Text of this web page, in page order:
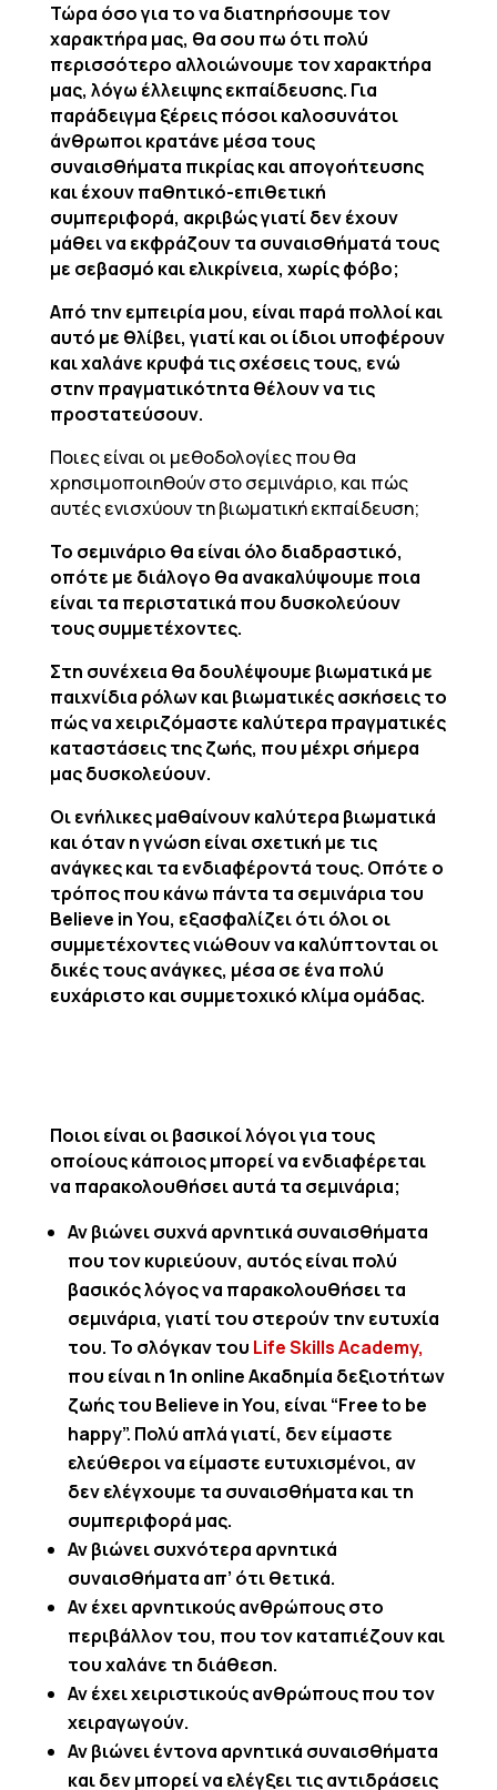
Τώρα όσο για το να διατηρήσουμε τον
χαρακτήρα μας, θα σου πω ότι πολύ
περισσότερο αλλοιώνουμε τον χαρακτήρα
μας, λόγω έλλειψης εκπαίδευσης. Για
παράδειγμα ξέρεις πόσοι καλοσυνάτοι
άνθρωποι κρατάνε μέσα τους
συναισθήματα πικρίας και απογοήτευσης
και έχουν παθητικό-επιθετική
συμπεριφορά, ακριβώς γιατί δεν έχουν
μάθει να εκφράζουν τα συναισθήματά τους
με σεβασμό και ελικρίνεια, χωρίς φόβο;
Από την εμπειρία μου, είναι παρά πολλοί και
αυτό με θλίβει, γιατί και οι ίδιοι υποφέρουν
και χαλάνε κρυφά τις σχέσεις τους, ενώ
στην πραγματικότητα θέλουν να τις
προστατεύσουν.
Ποιες είναι οι μεθοδολογίες που θα
χρησιμοποιηθούν στο σεμινάριο, και πώς
αυτές ενισχύουν τη βιωματική εκπαίδευση;
Το σεμινάριο θα είναι όλο διαδραστικό,
οπότε με διάλογο θα ανακαλύψουμε ποια
είναι τα περιστατικά που δυσκολεύουν
τους συμμετέχοντες.
Στη συνέχεια θα δουλέψουμε βιωματικά με
παιχνίδια ρόλων και βιωματικές ασκήσεις το
πώς να χειριζόμαστε καλύτερα πραγματικές
καταστάσεις της ζωής, που μέχρι σήμερα
μας δυσκολεύουν.
Οι ενήλικες μαθαίνουν καλύτερα βιωματικά
και όταν η γνώση είναι σχετική με τις
ανάγκες και τα ενδιαφέροντά τους. Οπότε ο
τρόπος που κάνω πάντα τα σεμινάρια του
Believe inYou, εξασφαλίζει ότι όλοι οι
συμμετέχοντες νιώθουν να καλύπτονται οι
δικές τους ανάγκες, μέσα σε ένα πολύ
ευχάριστο και συμμετοχικό κλίμα ομάδας.
Ποιοι είναι οι βασικοί λόγοι για τους
οποίους κάποιος μπορεί να ενδιαφέρεται
να παρακολουθήσει αυτά τα σεμινάρια;
Αν βιώνει συχνά αρνητικά συναισθήματα
που τον κυριεύουν, αυτός είναι πολύ
βασικός λόγος να παρακολουθήσει τα
σεμινάρια, γιατί του στερούν την ευτυχία
του. Το σλόγκαν του Life Skills Academy,
που είναι η 1η onlineΑκαδημία δεξιοτήτων
ζωής του Believe inYou, είναι “Freeto be
happy”. Πολύ απλά γιατί, δεν είμαστε
ελεύθεροι να είμαστε ευτυχισμένοι, αν
δεν ελέγχουμε τα συναισθήματα και τη
συμπεριφορά μας.
Αν βιώνει συχνότερα αρνητικά
συναισθήματα απ’ ότι θετικά.
Αν έχει αρνητικούς ανθρώπους στο
περιβάλλον του, που τον καταπιέζουν και
του χαλάνε τη διάθεση.
Αν έχει χειριστικούς ανθρώπους που τον
χειραγωγούν.
Αν βιώνει έντονα αρνητικά συναισθήματα
και δεν μπορεί να ελέγξει τις αντιδράσεις